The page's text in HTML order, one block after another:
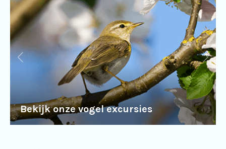
Bekijk onze vogel excursies